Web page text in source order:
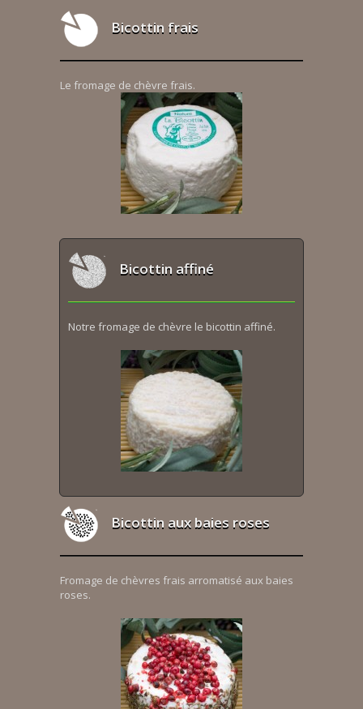
Bicottin frais
Le fromage de chèvre frais.
Bicottin affiné
Notre fromage de chèvre le bicottin affiné.
Bicottin aux baies roses
Fromage de chèvres frais arromatisé aux baies
roses.